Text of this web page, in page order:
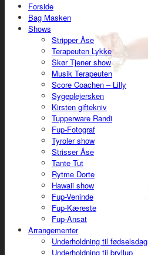
Forside
Bag Masken
Shows
Stripper Åse
Terapeuten Lykke
Skør Tjener show
Musik Terapeuten
Score Coachen – Lilly
Sygeplejersken
Kirsten giftekniv
Tupperware Randi
Fup-Fotograf
Tyroler show
Strisser Åse
Tante Tut
Rytme Dorte
Hawaii show
Fup-Veninde
Fup-Kæreste
Fup-Ansat
Arrangementer
Underholdning til fødselsdag
Underholdning til bryllup